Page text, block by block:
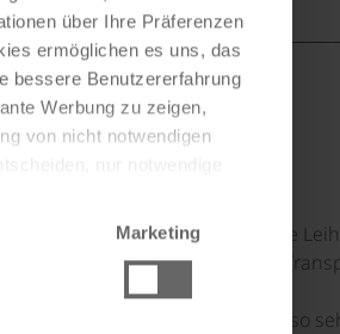
über Ihre Präferenzen
ermöglichen es uns, das
bessere Benutzererfahrung
Werbung zu zeigen,
von nicht notwendigen
Marketing
gepasst: tolle Radwege, gute
guten Hotels. Auch der Rad
Das Angebot hat uns aber so